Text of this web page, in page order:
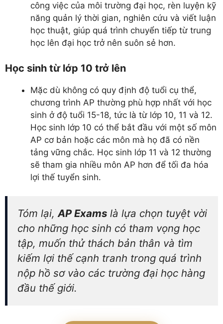
công việc của môi trường đại học, rèn luyện kỹ
năng quản lý thời gian, nghiên cứu và viết luận
học thuật, giúp quá trình chuyển tiếp từ trung
học lên đại học trở nên suôn sẻ hơn.
Học sinh từ lớp 10 trở lên
Mặc dù không có quy định độ tuổi cụ thể,
chương trình AP thường phù hợp nhất với học
sinh ở độ tuổi 15-18, tức là từ lớp 10, 11 và 12.
Học sinh lớp 10 có thể bắt đầu với một số môn
AP cơ bản hoặc các môn mà họ đã có nền
tảng vững chắc. Học sinh lớp 11 và 12 thường
sẽ tham gia nhiều môn AP hơn để tối đa hóa
lợi thế tuyển sinh.
Tóm lại,AP Exams là lựa chọn tuyệt vời
cho những học sinh có tham vọng học
tập, muốn thử thách bản thân và tìm
kiếm lợi thế cạnh tranh trong quá trình
nộp hồ sơ vào các trường đại học hàng
đầu thế giới.